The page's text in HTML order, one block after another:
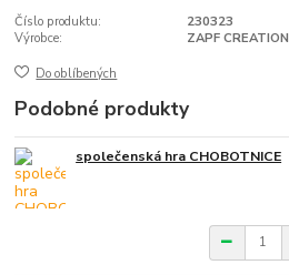
Číslo produktu:
230323
Výrobce:
ZAPF CREATION
Do oblíbených
Podobné produkty
společenská hra CHOBOTNICE